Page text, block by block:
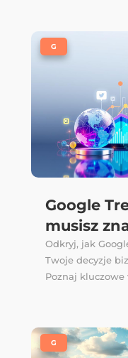
Google
musisz
G
Odkryj, jak
Twoje decyzje
Poznaj kluczowe
G